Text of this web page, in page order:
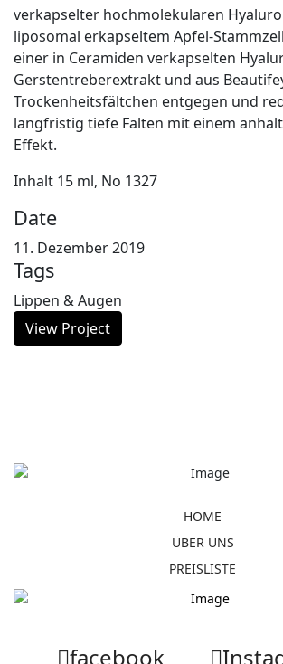
verkapselter hochmolekularen
liposomal erkapseltem Apfel-
einer in Ceramiden verkapselten
Gerstentreberextrakt und aus
Trockenheitsfältchen entgegen und
langfristig tiefe Falten mit einem
Effekt.
Inhalt 15 ml, No 1327
Date
11. Dezember 2019
Tags
Lippen & Augen
View Project
HOME
ÜBER UNS
PREISLISTE
facebook